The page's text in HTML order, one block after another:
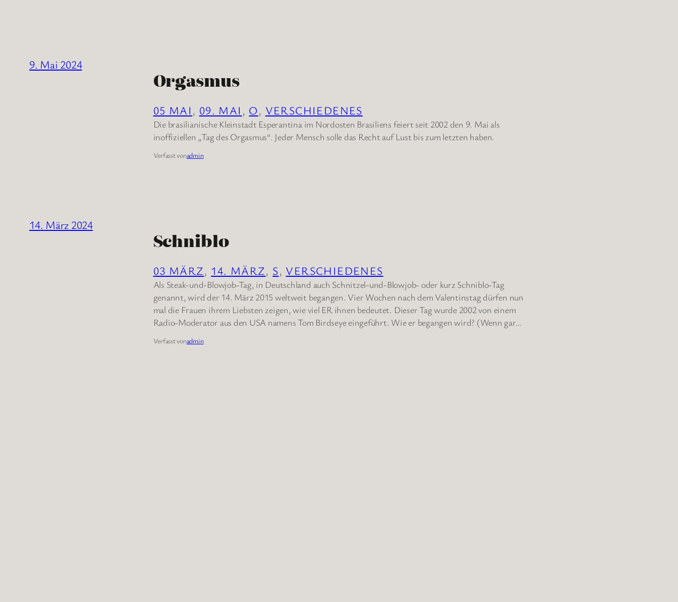
9. Mai 2024
Orgasmus
05 MAI , 09. MAI , O, VERSCHIEDENES
Die brasilianische Kleinstadt Esperantina im Nordosten Brasiliens feiert seit 2002 den 9. Mai als
inoffiziellen „Tag des Orgasmus“. Jeder Mensch solle das Recht auf Lust bis zum letzten haben.
Verfasst vonadmin
14. März 2024
Schniblo
03 MÄRZ, 14. MÄRZ, S, VERSCHIEDENES
Als Steak-und-Blowjob-Tag, in Deutschland auch Schnitzel-und-Blowjob- oder kurz Schniblo-Tag
genannt, wird der 14. März 2015 weltweit begangen. Vier Wochen nach dem Valentinstag dürfen nun
mal die Frauen ihrem Liebsten zeigen, wie viel ER ihnen bedeutet. Dieser Tag wurde 2002 von einem
Radio-Moderator aus den USA namens Tom Birdseye eingeführt. Wie er begangen wird? (Wenn gar…
Verfasst vonadmin